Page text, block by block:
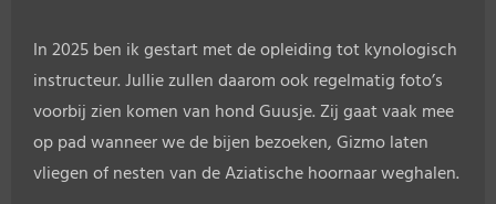
In 2025 ben ik gestart met de opleiding tot kynologisch
instructeur. Jullie zullen daarom ook regelmatig foto’s
voorbij zien komen van hond Guusje. Zij gaat vaak mee
op pad wanneer we de bijen bezoeken, Gizmo laten
vliegen of nesten van de Aziatische hoornaar weghalen.